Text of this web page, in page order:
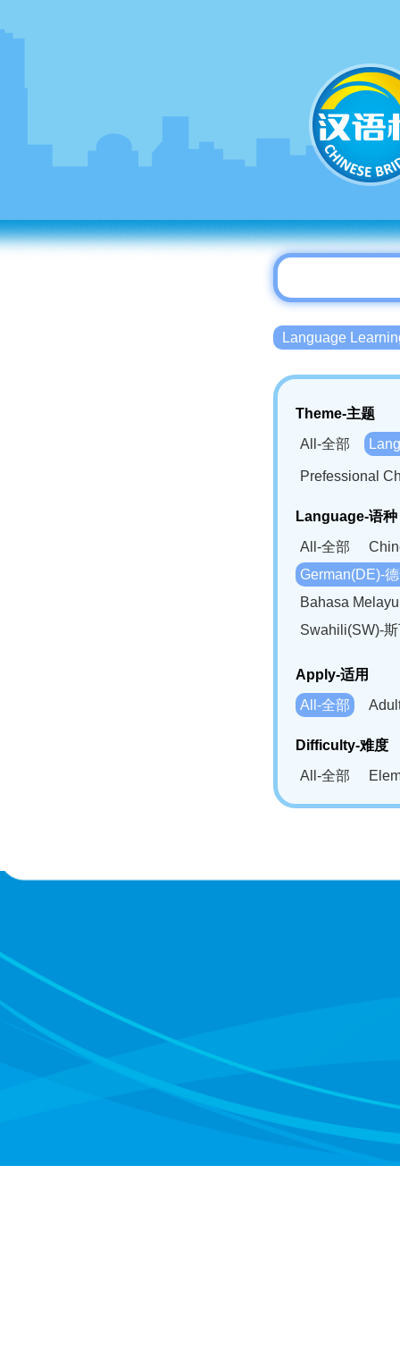
Language
Theme-主题
All-全部
Prefessional
Language-语种
All-全部
German(DE)-
Bahasa
Swahili(SW)-
Apply-适用
All-全部
Difficulty-难度
All-全部